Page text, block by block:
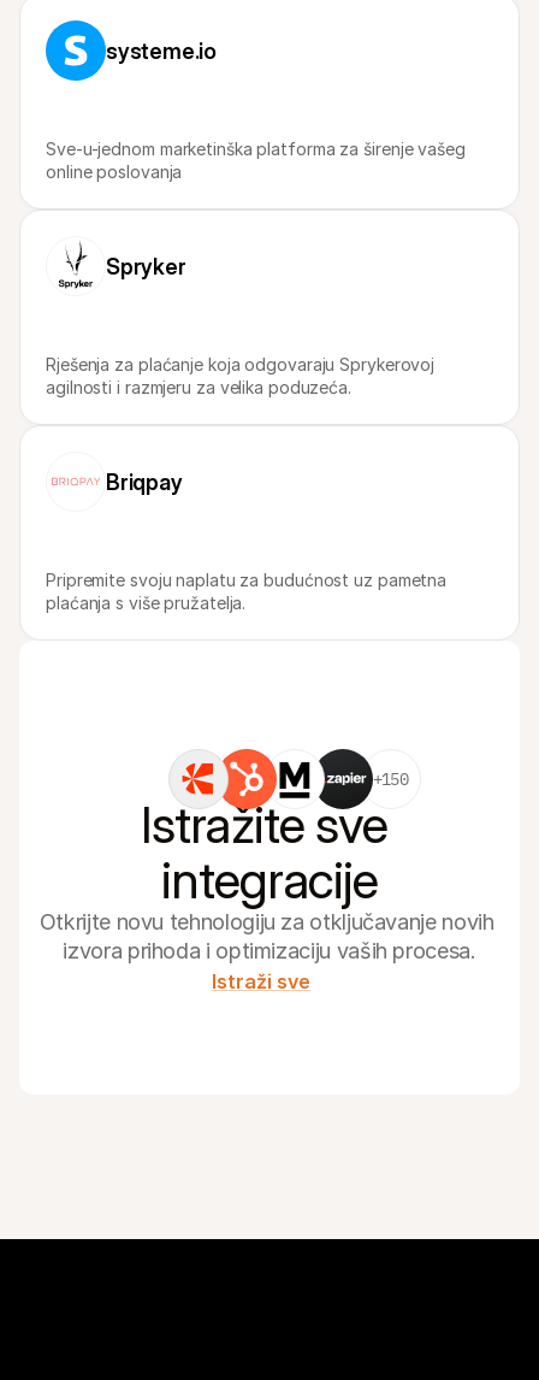
systeme.io
Sve-u-jednom marketinška platforma za širenje vašeg
online poslovanja
Spryker
Rješenja za plaćanje koja odgovaraju Sprykerovoj
agilnosti i razmjeru za velika poduzeća.
Briqpay
Pripremite svoju naplatu za budućnost uz pametna
plaćanja s više pružatelja.
+150
Istražite sve
integracije
Otkrijte novu tehnologiju za otključavanje novih
izvora prihoda i optimizaciju vaših procesa.
Istraži sve
Za kupce
Saznajte zašto je Mollie na vašem bankovnom izvodu
Za Mollie korisnike
Obratite se našem timu za korisničku podršku